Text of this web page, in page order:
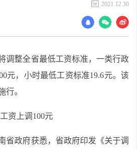
2021.12.30
调整全省最低工资标准，一类行政
元，小时最低工资标准19.6元。该
行。
资上调100元
省政府获悉，省政府印发《关于调